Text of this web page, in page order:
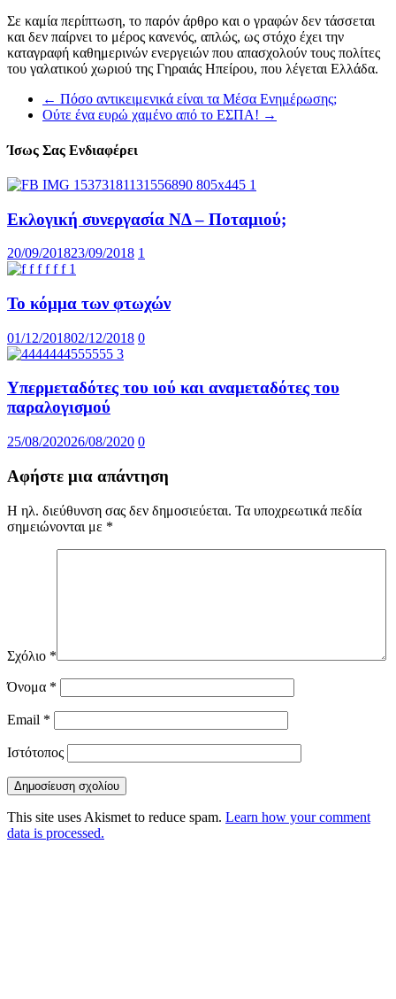
Σε καμία περίπτωση, το παρόν άρθρο και ο γραφών δεν τάσσεται
και δεν παίρνει το μέρος κανενός, απλώς, ως στόχο έχει την
καταγραφή καθημερινών ενεργειών που απασχολούν τους πολίτες
του γαλατικού χωριού της Γηραιάς Ηπείρου, που λέγεται Ελλάδα.
← Πόσο αντικειμενικά είναι τα Μέσα Ενημέρωσης;
Ούτε ένα ευρώ χαμένο από το ΕΣΠΑ! →
Ίσως Σας Ενδιαφέρει
Εκλογική συνεργασία ΝΔ – Ποταμιού;
20/09/201823/09/2018 1
Το κόμμα των φτωχών
01/12/201802/12/2018 0
Υπερμεταδότες του ιού και αναμεταδότες του
παραλογισμού
25/08/202026/08/2020 0
Αφήστε μια απάντηση
Η ηλ. διεύθυνση σας δεν δημοσιεύεται. Τα υποχρεωτικά πεδία
σημειώνονται με *
Σχόλιο *
Όνομα *
Email *
Ιστότοπος
This site uses Akismet to reduce spam. Learn how your comment
data is processed.